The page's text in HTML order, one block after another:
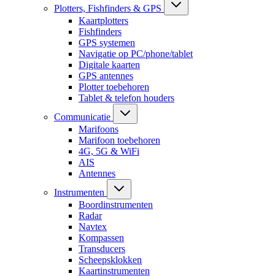
Plotters, Fishfinders & GPS
Kaartplotters
Fishfinders
GPS systemen
Navigatie op PC/phone/tablet
Digitale kaarten
GPS antennes
Plotter toebehoren
Tablet & telefon houders
Communicatie
Marifoons
Marifoon toebehoren
4G, 5G & WiFi
AIS
Antennes
Instrumenten
Boordinstrumenten
Radar
Navtex
Kompassen
Transducers
Scheepsklokken
Kaartinstrumenten